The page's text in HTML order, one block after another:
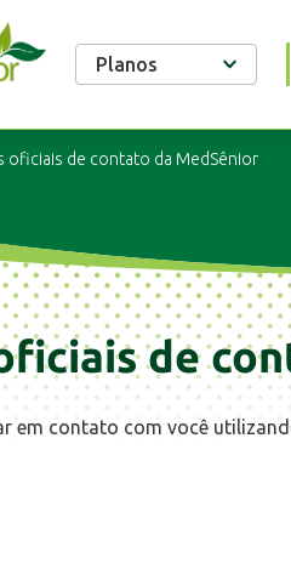
Planos
oficiais de contato da MedSênior
de
em contato com você